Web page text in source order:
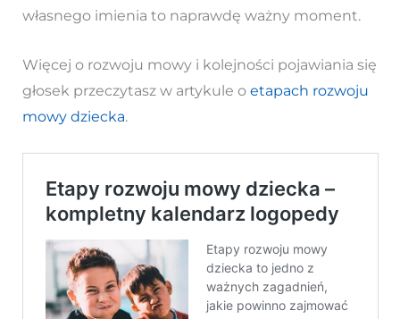
własnego imienia to naprawdę ważny moment.
Więcej o rozwoju mowy i kolejności pojawiania się
głosek przeczytasz w artykule o etapach rozwoju
mowy dziecka.